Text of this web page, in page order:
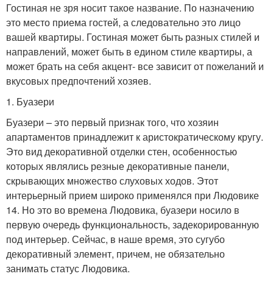
Гостиная не зря носит такое название. По назначению
это место приема гостей, а следовательно это лицо
вашей квартиры. Гостиная может быть разных стилей и
направлений, может быть в едином стиле квартиры, а
может брать на себя акцент- все зависит от пожеланий и
вкусовых предпочтений хозяев.
1. Буазери
Буазери – это первый признак того, что хозяин
апартаментов принадлежит к аристократическому кругу.
Это вид декоративной отделки стен, особенностью
которых являлись резные декоративные панели,
скрывающих множество слуховых ходов. Этот
интерьерный прием широко применялся при Людовике
14. Но это во времена Людовика, буазери носило в
первую очередь функциональность, задекорированную
под интерьер. Сейчас, в наше время, это сугубо
декоративный элемент, причем, не обязательно
занимать статус Людовика.